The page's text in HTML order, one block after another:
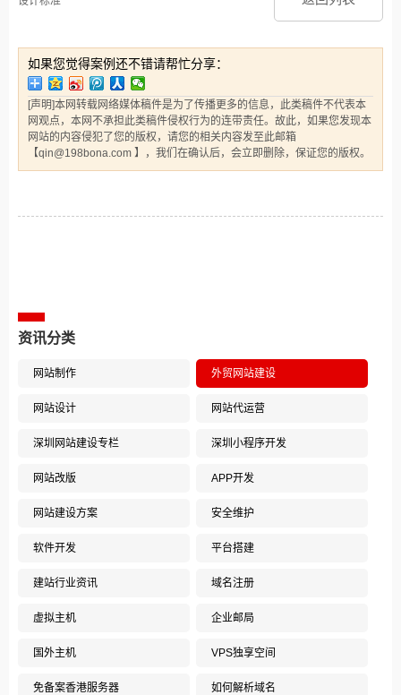
如果您觉得案例还不错请帮忙分享：
[声明]本网转载网络媒体稿件是为了传播更多的信息，此类稿件不代表本
网观点，本网不承担此类稿件侵权行为的连带责任。故此，如果您发现本
网站的内容侵犯了您的版权，请您的相关内容发至此邮箱
【qin@198bona.com 】，我们在确认后，会立即删除，保证您的版权。
资讯分类
网站制作 外贸网站建设
网站设计 网站代运营
深圳网站建设专栏 深圳小程序开发
网站改版 APP开发
网站建设方案 安全维护
软件开发 平台搭建
建站行业资讯 域名注册
虚拟主机 企业邮局
国外主机 VPS独享空间
免备案香港服务器 如何解析域名